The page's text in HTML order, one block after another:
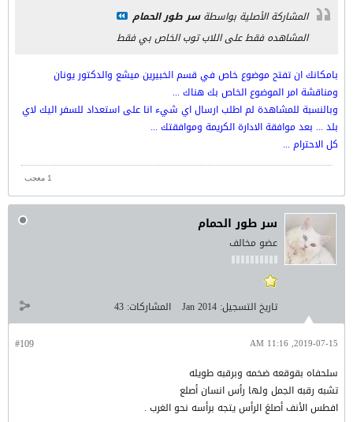
المشاركة الأصلية بواسطةسر طور الحمام
المشاهده فقط على اللاب توب الخاص بي فقط
بامكانك ان تفتح موضوع خاص في قسم الخبيرين ميشع والدكتور يونان
ومناقشة امر الموضوع الخاص بك هناك ...
وبالنسبة للمشاهدة لم اطلب ارسال اي شيء انا على استعداد للسفر اليك لاي
بلد ... بعد موافقة الادارة الكريمة وموافقتك ...
كل الاحترام ...
1 معجب
سر طور الحمام
عضو مخالف
تاريخ التسجيل: Jan 2014 المشاركات: 43
#109 2019-07-15, 11:16 AM
سلحفاه بقوقعه ضخمه وبرقبه طويله
تشبه رقبه الجمل ولها رأس انسان أصلع
افطس الأنف أصلعَ الرأس يتجه برأسه نحو الغرب .